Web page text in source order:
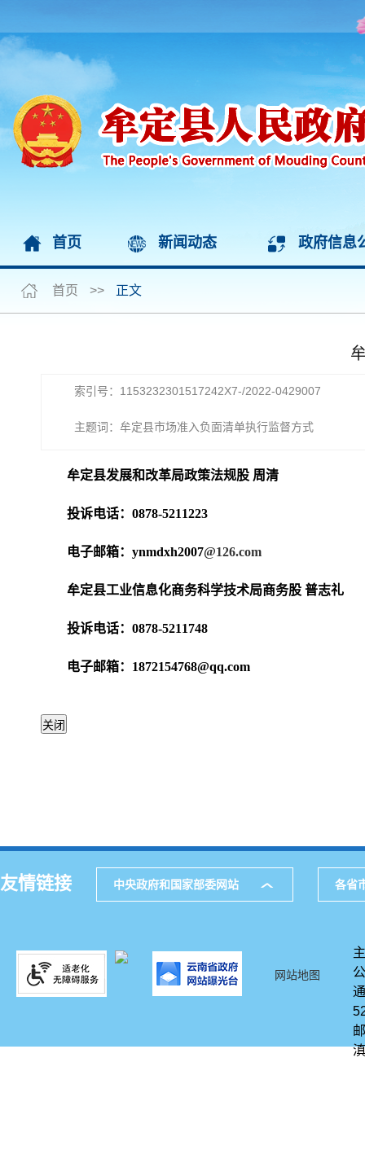
首页 新闻动态 政府信息
首页 >> 正文
索引号：1153232301517242X7-/2022-0429007
主题词：牟定县市场准入负面清单执行监督方式
牟定县发展和改革局政策法规股 周清
投诉电话：0878-5211223
电子邮箱：ynmdxh2007@126.com
牟定县工业信息化商务科学技术局商务股 普志礼
投诉电话：0878-5211748
电子邮箱：1872154768@qq.com
友情链接 中央政府和国家部委网站 各省
网站地图